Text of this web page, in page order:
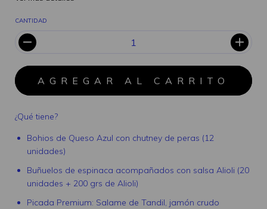
CANTIDAD
¿Qué tiene?
Bohios de Queso Azul con chutney de peras (12
unidades)
Buñuelos de espinaca acompañados con salsa Alioli (20
unidades + 200 grs de Alioli)
Picada Premium: Salame de Tandil, jamón crudo